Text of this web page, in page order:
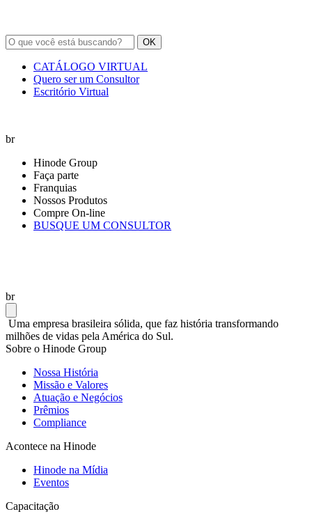
OK
CATÁLOGO VIRTUAL
Quero ser um Consultor
Escritório Virtual
br
Hinode Group
Faça parte
Franquias
Nossos Produtos
Compre On-line
BUSQUE UM CONSULTOR
br
Uma empresa brasileira sólida, que faz história transformando
milhões de vidas pela América do Sul.
Sobre o Hinode Group
Nossa História
Missão e Valores
Atuação e Negócios
Prêmios
Compliance
Acontece na Hinode
Hinode na Mídia
Eventos
Capacitação